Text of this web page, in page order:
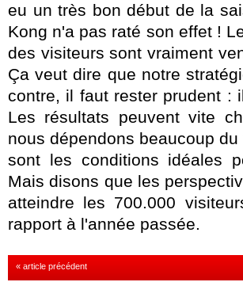
eu un très bon début de la
Kong n'a pas raté son effet !
des visiteurs sont vraiment
Ça veut dire que notre
contre, il faut rester prudent :
Les résultats peuvent vite
nous dépendons beaucoup
sont les conditions idéales
Mais disons que les
atteindre les 700.000
rapport à l'année passée.
« article précédent